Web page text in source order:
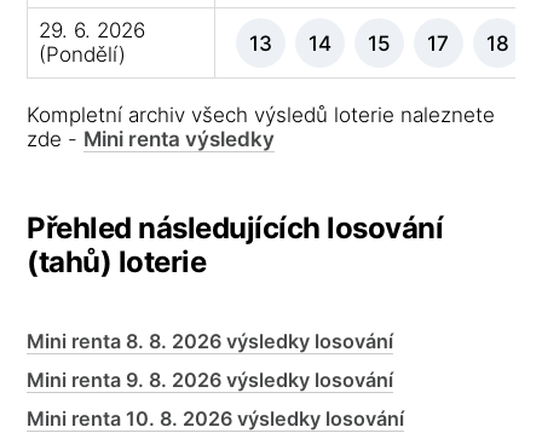
29. 6. 2026
(Pondělí)
13 14 15 17 18
Kompletní archiv všech výsledů loterie naleznete
zde - Mini renta výsledky
Přehled následujících losování
(tahů) loterie
Mini renta 8. 8. 2026 výsledky losování
Mini renta 9. 8. 2026 výsledky losování
Mini renta 10. 8. 2026 výsledky losování